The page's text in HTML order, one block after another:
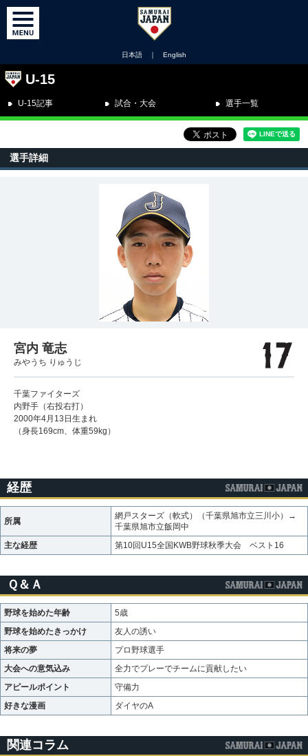
日本語 ｜ English
U-15
U-15記事 試合・大会 選手一覧
選手詳細
宮内 竜志
みやうち りゅうじ
千葉ファイターズ
内野手（右投右打）
2000年4月13日生まれ
（身長169cm、体重59kg）
経歴
所属
網戸スターズ（軟式）（千葉県旭市立三川小）→
千葉県旭市立飯岡中
主な経歴
第10回U15全国KWB野球秋季大会 ベスト16
Ｑ＆Ａ
野球を始めた年齢
5歳
野球を始めたきっかけ
友人の誘い
将来の夢
プロ野球選手
大会への意気込み
全力でプレーでチームに貢献したい
アピールポイント
守備力
好きな漫画
ダイヤのA
関連コラム